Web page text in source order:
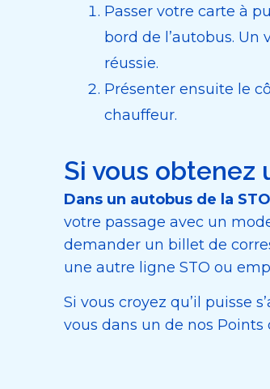
Passer votre carte à
bord de l’autobus.
réussie.
Présenter ensuite le
chauffeur.
Si vous obtenez
Dans un autobus de la
votre passage avec un
demander un billet de
une autre ligne STO ou
Si vous croyez qu’il puisse
vous dans un de nos Points